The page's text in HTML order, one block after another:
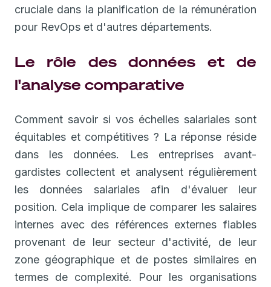
cruciale dans la planification de la rémunération
pour RevOps et d'autres départements.
Le rôle des données et de
l'analyse comparative
Comment savoir si vos échelles salariales sont
équitables et compétitives ? La réponse réside
dans les données. Les entreprises avant-
gardistes collectent et analysent régulièrement
les données salariales afin d'évaluer leur
position. Cela implique de comparer les salaires
internes avec des références externes fiables
provenant de leur secteur d'activité, de leur
zone géographique et de postes similaires en
termes de complexité. Pour les organisations